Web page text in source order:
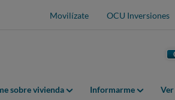
Movilízate OCU Inversiones
sobre vivienda Informarme Ver